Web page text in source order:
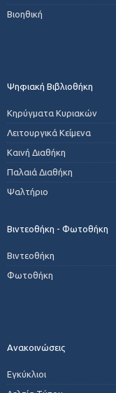
Βιοηθική
Ψηφιακή Βιβλιοθήκη
Κηρύγματα Κυριακών
Λειτουργικά Κείμενα
Καινή Διαθήκη
Παλαιά Διαθήκη
Ψαλτήριο
Βιντεοθήκη - Φωτοθήκη
Βιντεοθήκη
Φωτοθήκη
Ανακοινώσεις
Εγκύκλιοι